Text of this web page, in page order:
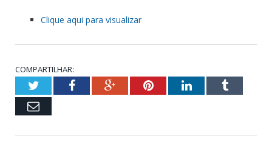
Clique aqui para visualizar
COMPARTILHAR:
TwitterFacebookGoogle+PinterestLinkedInTumblr
Email